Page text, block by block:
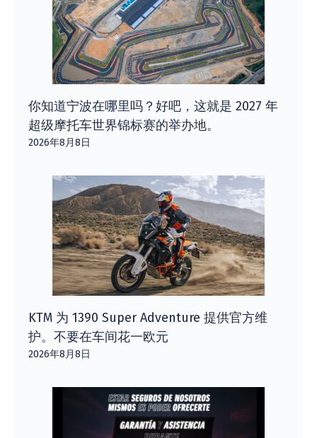
你知道宁波在哪里吗？好吧，这就是 2027 年
超级摩托车世界锦标赛的举办地。
2026年8月8日
KTM 为 1390 Super Adventure 提供官方维
护。不要在车间花一欧元
2026年8月8日